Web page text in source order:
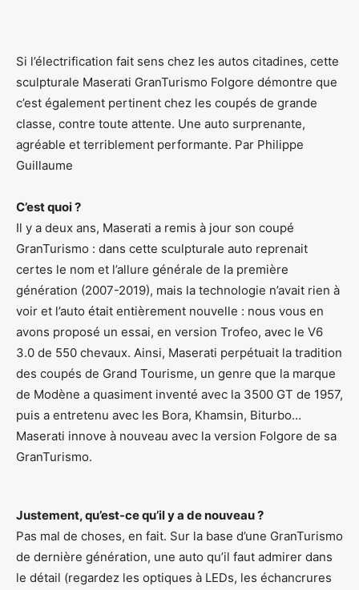
Si l’électrification fait sens chez les autos citadines, cette
sculpturale Maserati GranTurismo Folgore démontre que
c’est également pertinent chez les coupés de grande
classe, contre toute attente. Une auto surprenante,
agréable et terriblement performante. Par Philippe
Guillaume
C’est quoi ?
Il y a deux ans, Maserati a remis à jour son coupé
GranTurismo : dans cette sculpturale auto reprenait
certes le nom et l’allure générale de la première
génération (2007-2019), mais la technologie n’avait rien à
voir et l’auto était entièrement nouvelle : nous vous en
avons proposé un essai, en version Trofeo, avec le V6
3.0 de 550 chevaux. Ainsi, Maserati perpétuait la tradition
des coupés de Grand Tourisme, un genre que la marque
de Modène a quasiment inventé avec la 3500 GT de 1957,
puis a entretenu avec les Bora, Khamsin, Biturbo…
Maserati innove à nouveau avec la version Folgore de sa
GranTurismo.
Justement, qu’est-ce qu’il y a de nouveau ?
Pas mal de choses, en fait. Sur la base d’une GranTurismo
de dernière génération, une auto qu’il faut admirer dans
le détail (regardez les optiques à LEDs, les échancrures